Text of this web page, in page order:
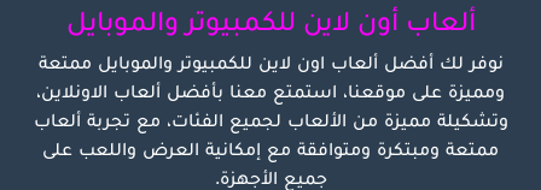
ألعاب أون لاين للكمبيوتر والموبايل
نوفر لك أفضل ألعاب اون لاين للكمبيوتر والموبايل ممتعة
ومميزة على موقعنا، استمتع معنا بأفضل ألعاب الاونلاين،
وتشكيلة مميزة من الألعاب لجميع الفئات، مع تجربة ألعاب
ممتعة ومبتكرة ومتوافقة مع إمكانية العرض واللعب على
جميع الأجهزة.